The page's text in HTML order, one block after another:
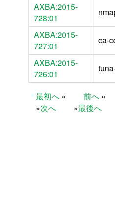
AXBA:2015-
728:01
AXBA:2015-
727:01
ca-
AXBA:2015-
726:01
Pages
最初へ 前へ
次へ
最後へ